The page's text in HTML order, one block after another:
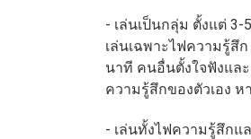
- เล่นเป็นกลุ่ม ตั้งแต่ 3-
เล่นเฉพาะไฟความรู้สึ
นาที คนอื่นตั้งใจฟังแล
ความรู้สึกของตัวเอง ห
- เล่นทั้งไฟความรู้สึกแ